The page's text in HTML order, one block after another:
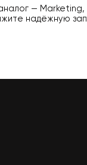
— Marketing,
надёжную